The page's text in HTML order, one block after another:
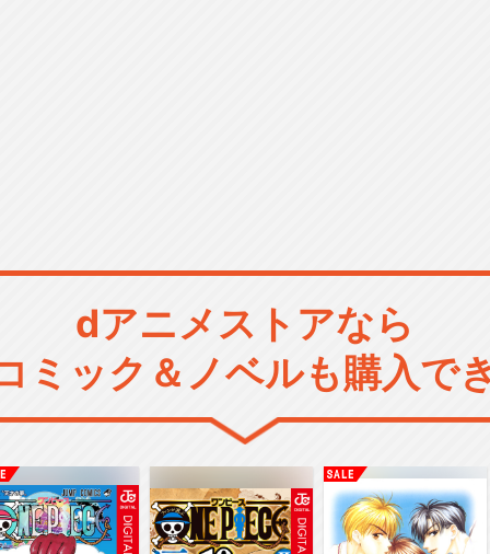
dアニメストアなら
ミック＆ノベルも購入で